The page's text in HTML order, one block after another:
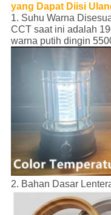
yang Dapat Diisi
1. Suhu Warna
CCT saat ini adalah
warna putih dingin
2. Bahan Dasar